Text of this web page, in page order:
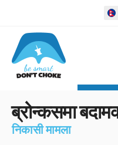
ब्रोन्कसमा
निकासी मामला